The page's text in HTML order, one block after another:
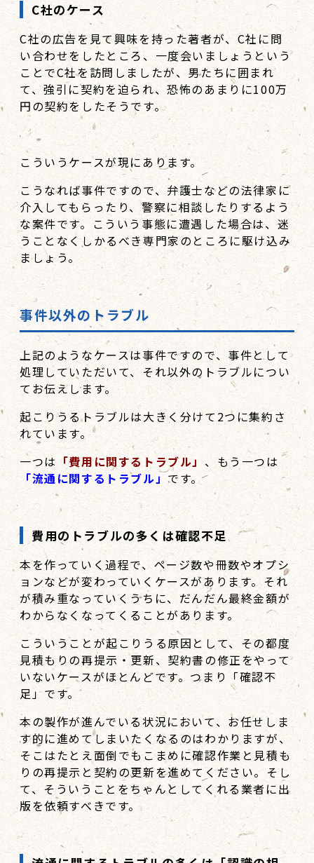
C社のケース
C社の広告を見て興味を持った著者が、C社に問
い合わせをしたところ、一度会いましょうという
ことでC社を訪問しましたが、男たちに囲まれ
て、強引に契約を迫られ、恐怖のあまりに100万
円の契約をしたそうです。
こういうケースが現にあります。
こうなれば事件ですので、弁護士などの法律家に
介入してもらったり、警察に相談したりするよう
な案件です。こういう事態に遭遇した場合は、迷
うことなくしかるべき専門家のところに駆け込み
ましょう。
事件以外のトラブル
上記のようなケースは事件ですので、事件として
処理していただいて、それ以外のトラブルについ
てお伝えします。
起こりうるトラブルは大きく分けて2つに集約さ
れています。
一つは 「費用に関するトラブル」 、もう一つは
「流通に関するトラブル」です。
費用のトラブルの多くは確認不足
本を作っていく過程で、ページ数や冊数やオプシ
ョンなどが変わっていくケースがあります。それ
が積み重なっていくうちに、だんだん最終金額が
わからなくなってくることがあります。
こういうことが起こりうる原因として、その都度
見積もりの再提示・更新、契約書の修正をやって
いないケースがほとんどです。つまり「確認不
足」です。
本の製作が進んでいる状況において、お任せしま
す的に進めてしまいたくなるのはわかりますが、
そこはたとえ面倒でもこまめに確認作業と見積も
りの再提示と契約の更新を進めてください。そし
て、そういうことをちゃんとしてくれる業者に出
版を依頼すべきです。